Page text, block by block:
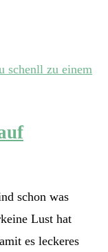
schon was
Lust hat
es leckeres